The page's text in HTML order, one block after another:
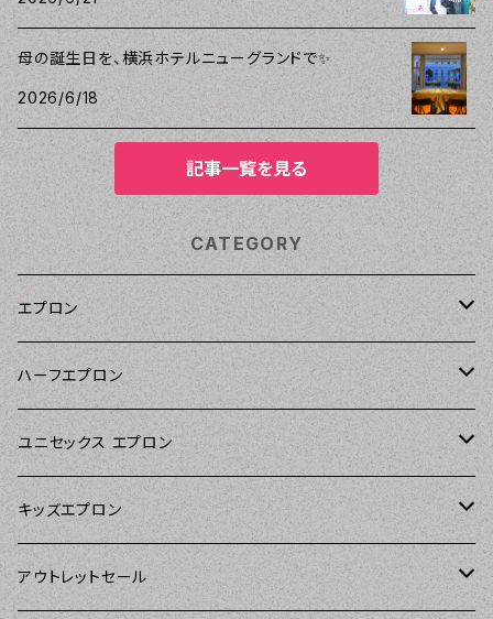
母の誕生日を、横浜ホテルニューグランドで✨
2026/6/18
記事一覧を見る
CATEGORY
エプロン
Kitsch'n Glam（キッチングラム）
Sierra Rose（シエラローズ）
Tarantinalovers（タランティーナ ラバーズ）
The Sunday Girl（ザサンデーガール）
ハーフエプロン
Sierra Rose（シエラローズ）
ユニセックス エプロン
DII（ディーアイアイ）
Sierra Rose（シエラローズ）
キッズエプロン
Sierra Rose（シエラローズ）
アウトレットセール